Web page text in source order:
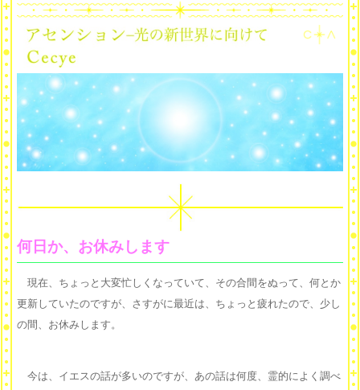
何日か、お休みします
現在、ちょっと大変忙しくなっていて、その合間をぬって、何とか
更新していたのですが、さすがに最近は、ちょっと疲れたので、少し
の間、お休みします。
今は、イエスの話が多いのですが、あの話は何度、霊的によく調べ